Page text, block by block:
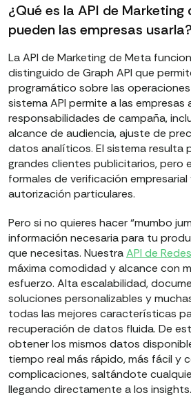
¿Qué es la API de
pueden las empresas usarla?
La API de Marketing de Meta
distinguido de Graph API que
programático sobre las
sistema API permite a las empresas
responsabilidades de campaña,
alcance de audiencia, ajuste de
datos analíticos. El sistema resulta
grandes clientes publicitarios, pero
formales de verificación
autorización particulares.
Pero si no quieres hacer “mumbo
información necesaria para tu
que necesitas. NuestraAPI de
máxima comodidad y alcance con
esfuerzo. Alta escalabilidad,
soluciones personalizables y
todas las mejores características
recuperación de datos fluida. De
obtener los mismos datos
tiempo real más rápido, más fácil y
complicaciones, saltándote
llegando directamente a los insights.